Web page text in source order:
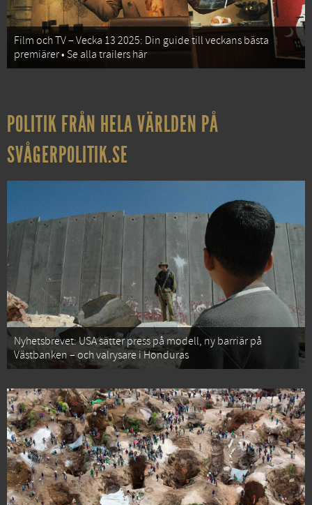
Film och TV – Vecka 13 2025: Din guide till veckans bästa
premiärer • Se alla trailers här
POLITIK FRÅN HELA VÄRLDEN PÅ
SVÅGERPOLITIK.SE
Nyhetsbrevet: USA sätter press på modell, ny barriär på
Västbanken – och valrysare i Honduras